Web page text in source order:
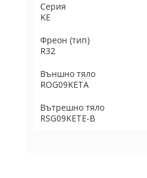
Серия
KE
Фреон (тип)
R32
Външно тяло
ROG09KETA
Вътрешно тяло
RSG09KETE-B